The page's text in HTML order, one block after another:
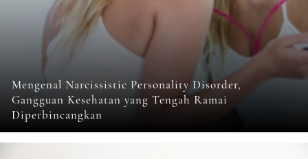
Mengenal Narcissistic Personality Disorder,
Gangguan Kesehatan yang Tengah Ramai
Diperbincangkan